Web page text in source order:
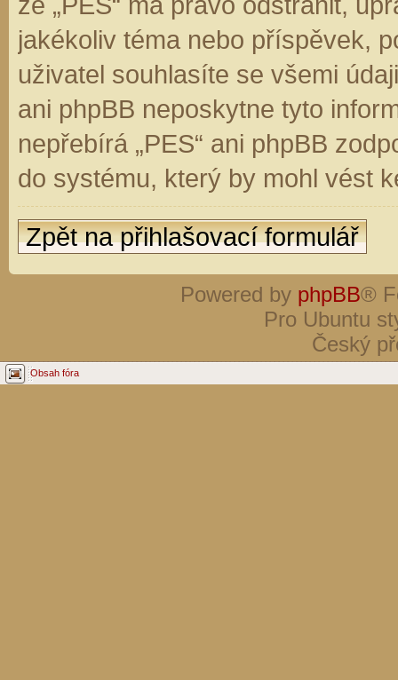
jakékoliv téma nebo příspěvek,
uživatel souhlasíte se všemi
ani phpBB neposkytne tyto
nepřebírá „PES“ ani phpBB
do systému, který by mohl vést
Zpět na přihlašovací formulář
Powered by phpBB®
Pro Ubuntu
Český
Obsah fóra